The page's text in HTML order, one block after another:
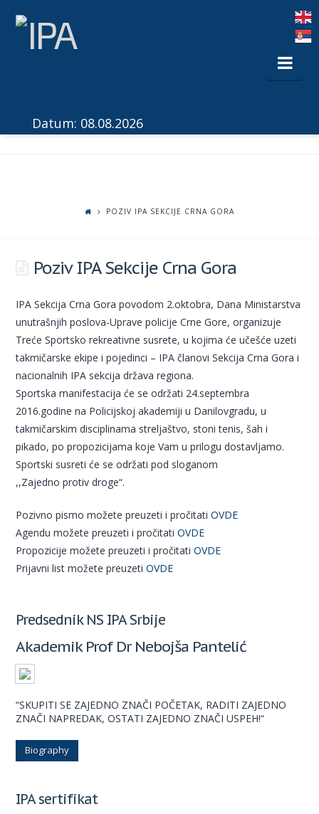
Datum: 08.08.2026
POZIV IPA SEKCIJE CRNA GORA
Poziv IPA Sekcije Crna Gora
IPA Sekcija Crna Gora povodom 2.oktobra, Dana Ministarstva
unutrašnjih poslova-Uprave policije Crne Gore, organizuje
Treće Sportsko rekreativne susrete, u kojima će učešće uzeti
takmičarske ekipe i pojedinci – IPA članovi Sekcija Crna Gora i
nacionalnih IPA sekcija država regiona.
Sportska manifestacija će se održati 24.septembra
2016.godine na Policijskoj akademiji u Danilovgradu, u
takmičarskim disciplinama streljaštvo, stoni tenis, šah i
pikado, po propozicijama koje Vam u prilogu dostavljamo.
Sportski susreti će se održati pod sloganom
,,Zajedno protiv droge“.
Pozivno pismo možete preuzeti i pročitatiOVDE
Agendu možete preuzeti i pročitatiOVDE
Propozicije možete preuzeti i pročitatiOVDE
Prijavni list možete preuzetiOVDE
Predsednik NS IPA Srbije
Akademik Prof Dr Nebojša Pantelić
“SKUPITI SE ZAJEDNO ZNAČI POČETAK, RADITI ZAJEDNO
ZNAČI NAPREDAK, OSTATI ZAJEDNO ZNAČI USPEH!“
Biography
IPA sertifikat